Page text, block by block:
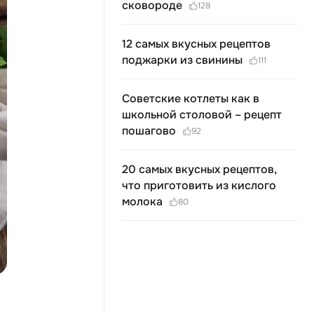
сковороде 128
12 самых вкусных рецептов
поджарки из свинины
111
Советские котлеты как в
школьной столовой – рецепт
пошагово
92
20 самых вкусных рецептов,
что приготовить из кислого
молока
80